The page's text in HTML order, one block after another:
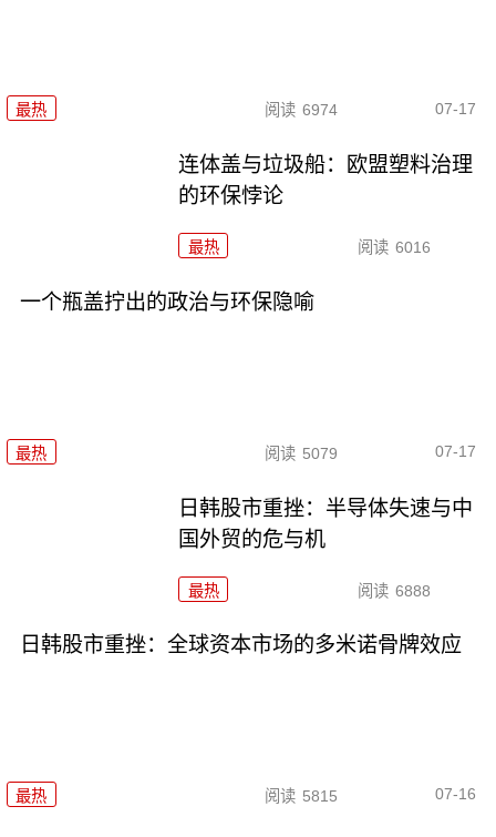
最热 阅读 6974 07-17
连体盖与垃圾船：欧盟塑料治理
的环保悖论
最热 阅读 6016
一个瓶盖拧出的政治与环保隐喻
最热 阅读 5079 07-17
日韩股市重挫：半导体失速与中
国外贸的危与机
最热 阅读 6888
日韩股市重挫：全球资本市场的多米诺骨牌效应
最热 阅读 5815 07-16